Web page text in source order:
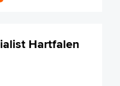
Hartfalen